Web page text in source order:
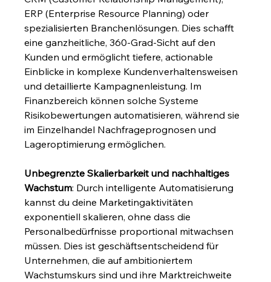
ERP (Enterprise Resource Planning) oder
spezialisierten Branchenlösungen. Dies schafft
eine ganzheitliche, 360-Grad-Sicht auf den
Kunden und ermöglicht tiefere, actionable
Einblicke in komplexe Kundenverhaltensweisen
und detaillierte Kampagnenleistung. Im
Finanzbereich können solche Systeme
Risikobewertungen automatisieren, während sie
im Einzelhandel Nachfrageprognosen und
Lageroptimierung ermöglichen.
Unbegrenzte Skalierbarkeit und nachhaltiges
Wachstum: Durch intelligente Automatisierung
kannst du deine Marketingaktivitäten
exponentiell skalieren, ohne dass die
Personalbedürfnisse proportional mitwachsen
müssen. Dies ist geschäftsentscheidend für
Unternehmen, die auf ambitioniertem
Wachstumskurs sind und ihre Marktreichweite